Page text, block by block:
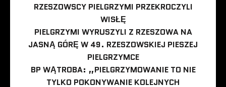
RZESZOWSCY PIELGRZYMI PRZEKROCZYLI
WISŁĘ
PIELGRZYMI WYRUSZYLI Z RZESZOWA NA
JASNĄ GÓRĘ W 49. RZESZOWSKIEJ PIESZEJ
PIELGRZYMCE
BP WĄTROBA: „PIELGRZYMOWANIE TO NIE
TYLKO POKONYWANIE KOLEJNYCH